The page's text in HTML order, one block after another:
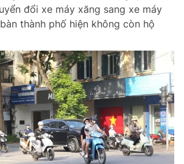
RSS Tòa soạn Chính sách bảo
Ngọc Toàn
trực: Hải Thành
Hiếu Dũng
Việt Hưng
Đức Trung
110/GP - BTTTT cấp ngày 24.3.2020
thuộc về Báo Thanh Niên. Cấm sao chép
không có sự chấp thuận bằng văn bản.
JSC.
đổi xe máy xăng sang xe máy
thành phố hiện không còn hộ